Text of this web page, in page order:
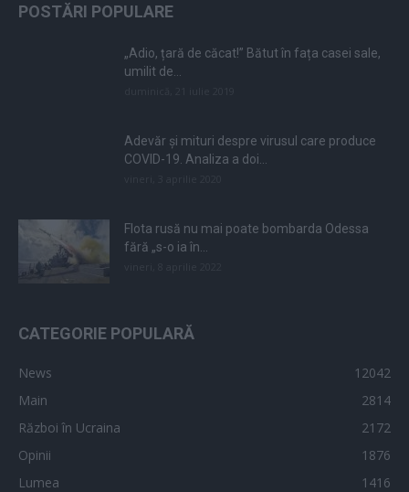
POSTĂRI POPULARE
„Adio, țară de căcat!” Bătut în fața casei sale,
umilit de...
Adevăr și mituri despre virusul care produce
COVID-19. Analiza a doi...
Flota rusă nu mai poate bombarda Odessa
fără „s-o ia în...
CATEGORIE POPULARĂ
News
12042
Main
2814
Război în Ucraina
2172
Opinii
1876
Lumea
1416